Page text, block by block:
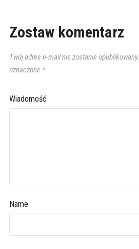
Zostaw komentarz
Twój adres e-mail nie zostanie opublikowany.
oznaczone *
Wiadomość
Name